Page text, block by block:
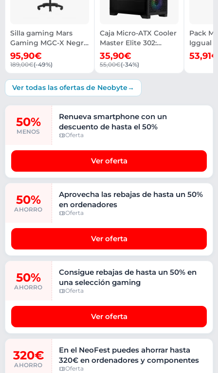
Silla gaming Mars
Gaming MGC-X Negra
para gamers
95,90€
189,00€(-49%)
Caja Micro-ATX Cooler
Master Elite 302:
Diseño Compacto
35,90€
55,00€(-34%)
Pack
Iggual
Tela de
Ver todas las ofertas de Neobyte
50%
MENOS
Renueva smartphone con un
descuento de hasta el 50%
Oferta
Ver oferta
50%
AHORRO
Aprovecha las rebajas de hasta un 50%
en ordenadores
Oferta
Ver oferta
50%
AHORRO
Consigue rebajas de hasta un 50% en
una selección gaming
Oferta
Ver oferta
320€
AHORRO
En el NeoFest puedes ahorrar hasta
320€ en ordenadores y componentes
Oferta